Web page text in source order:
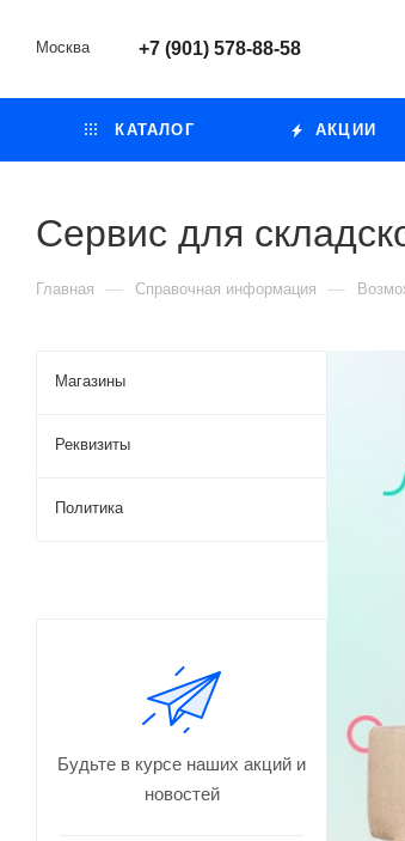
Москва +7 (901) 578-88-58
КАТАЛОГ АКЦИИ
Сервис для
Главная — Справочная информация —
Магазины
Реквизиты
Политика
Будьте в курсе наших акций и
новостей